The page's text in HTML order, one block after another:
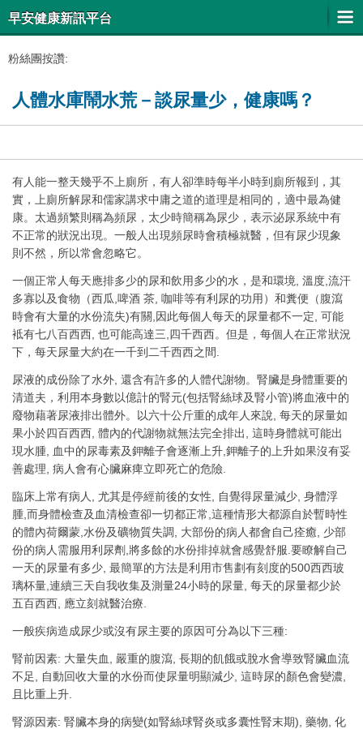
早安健康新訊平台
粉絲團按讚:
人體水庫鬧水荒－談尿量少，健康嗎？
有人能一整天幾乎不上廁所，有人卻準時每半小時到廁所報到，其
實，上廁所解尿和儒家講求中庸之道的道理是相同的，適中最為健
康。太過頻繁則稱為頻尿，太少時簡稱為尿少，表示泌尿系統中有
不正常的狀況出現。一般人出現頻尿時會積極就醫，但有尿少現象
則不然，所以常會忽略它。
一個正常人每天應排多少的尿和飲用多少的水，是和環境, 溫度,流汗
多寡以及食物（西瓜,啤酒 茶, 咖啡等有利尿的功用）和糞便（腹瀉
時會有大量的水份流失)有關,因此每個人每天的尿量都不一定, 可能
袛有七八百西西, 也可能高達三,四千西西。但是，每個人在正常狀況
下，每天尿量大約在一千到二千西西之間.
尿液的成份除了水外, 還含有許多的人體代謝物。腎臟是身體重要的
清道夫，利用本身數以億計的腎元(包括腎絲球及腎小管)將血液中的
廢物藉著尿液排出體外。以六十公斤重的成年人來說, 每天的尿量如
果小於四百西西, 體內的代謝物就無法完全排出, 這時身體就可能出
現水腫, 血中的尿毒素及鉀離子會逐漸上升,鉀離子的上升如果沒有妥
善處理, 病人會有心臟麻痺立即死亡的危險.
臨床上常有病人, 尤其是停經前後的女性, 自覺得尿量減少, 身體浮
腫,而身體檢查及血清檢查卻一切都正常,這種情形大都源自於暫時性
的體內荷爾蒙,水份及礦物質失調, 大部份的病人都會自己痊癒, 少部
份的病人需服用利尿劑,將多餘的水份排掉就會感覺舒服.要瞭解自己
一天的尿量有多少, 最簡單的方法是利用市售劃有刻度的500西西玻
璃杯量,連續三天自我收集及測量24小時的尿量, 每天的尿量都少於
五百西西, 應立刻就醫治療.
一般疾病造成尿少或沒有尿主要的原因可分為以下三種:
腎前因素: 大量失血, 嚴重的腹瀉, 長期的飢餓或脫水會導致腎臟血流
不足, 自動回收大量的水份而使尿量明顯減少, 這時尿的顏色會變濃,
且比重上升.
腎源因素: 腎臟本身的病變(如腎絲球腎炎或多囊性腎末期), 藥物, 化